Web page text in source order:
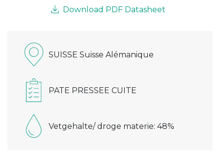
Download PDF Datasheet
SUISSE Suisse Alémanique
PATE PRESSEE CUITE
Vetgehalte/ droge materie: 48%